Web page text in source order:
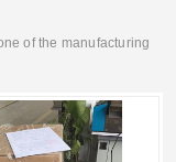
of the manufacturing